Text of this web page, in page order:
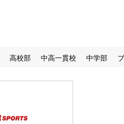
高校部 中高一貫校 中学部